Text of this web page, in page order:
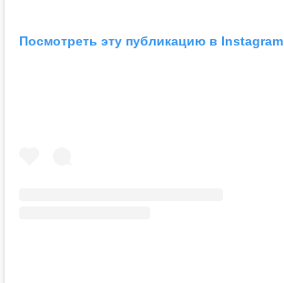
Посмотреть эту публикацию в Instagram